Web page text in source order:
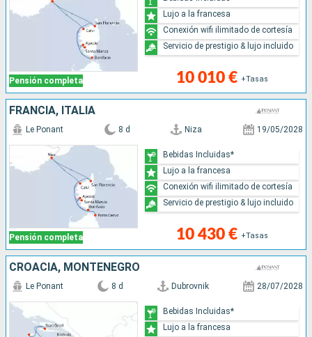
Pensión completa 10 010 € +Tasas
Lujo a la francesa
Conexión wifi ilimitado de cortesía
Servicio de prestigio & lujo incluido
FRANCIA, ITALIA
Pensión completa
Le Ponant 8 d Niza 19/05/2028
10 430 € +Tasas
Bebidas Incluidas*
Lujo a la francesa
Conexión wifi ilimitado de cortesía
Servicio de prestigio & lujo incluido
CROACIA, MONTENEGRO
Le Ponant 8 d Dubrovnik 28/07/2028
Bebidas Incluidas*
Lujo a la francesa